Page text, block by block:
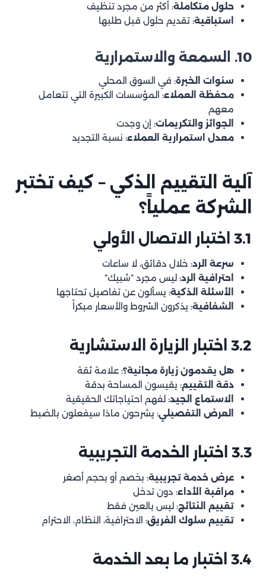
حلول متكاملة: أكثر من مجرد تنظيف
استباقية: تقديم حلول قبل طلبها
10. السمعة والاستمرارية
سنوات الخبرة: في السوق المحلي
محفظة العملاء: المؤسسات الكبيرة التي تتعامل
معهم
الجوائز والتكريمات: إن وجدت
معدل استمرارية العملاء: نسبة التجديد
آلية التقييم الذكي – كيف تختبر
الشركة عملياً؟
3.1 اختبار الاتصال الأولي
سرعة الرد: خلال دقائق، لا ساعات
احترافية الرد: ليس مجرد “شبيك”
الأسئلة الذكية: يسألون عن تفاصيل تحتاجها
الشفافية: يذكرون الشروط والأسعار مبكراً
3.2 اختبار الزيارة الاستشارية
هل يقدمون زيارة مجانية؟: علامة ثقة
دقة التقييم: يقيسون المساحة بدقة
الاستماع الجيد: لفهم احتياجاتك الحقيقية
العرض التفصيلي: يشرحون ماذا سيفعلون بالضبط
3.3 اختبار الخدمة التجريبية
عرض خدمة تجريبية: بخصم أو بحجم أصغر
مراقبة الأداء: دون تدخل
تقييم النتائج: ليس بالعين فقط
تقييم سلوك الفريق: الاحترافية، النظام، الاحترام
3.4 اختبار ما بعد الخدمة